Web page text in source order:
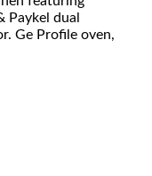
Paykel dual
Ge Profile oven,